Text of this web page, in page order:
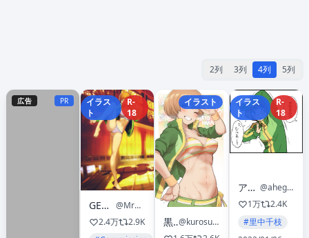
2列 3列 4列 5列
広告 PR
イラス
ト
R-
18
GENZOMAN
@MrGenzoman
2.4万
2.9K
イラスト
黒須
@kurosususu
イラス
ト
R-
18
アヘ丸
@ahegao00
1万
2.4K
#里中千枝